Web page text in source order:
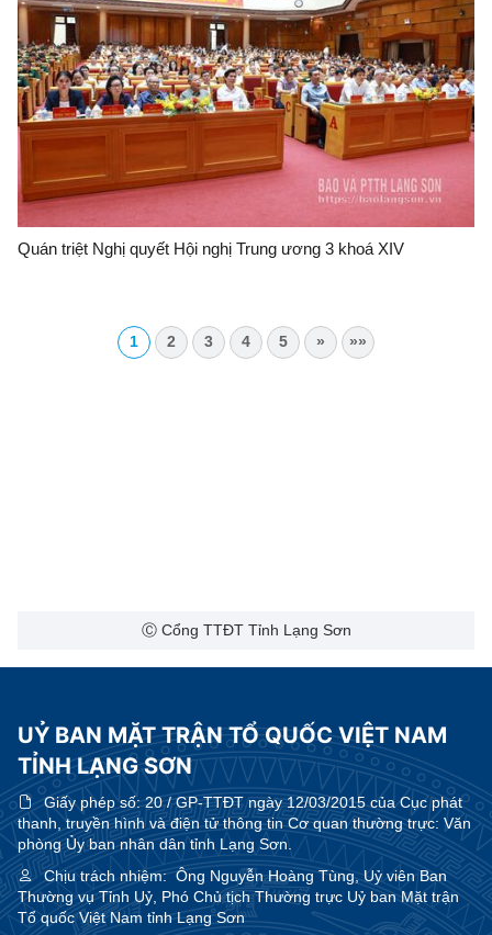
Quán triệt Nghị quyết Hội nghị Trung ương 3 khoá XIV
1 2 3 4 5 » »»
Ⓒ Cổng TTĐT Tỉnh Lạng Sơn
UỶ BAN MẶT TRẬN TỔ QUỐC VIỆT NAM
TỈNH LẠNG SƠN
Giấy phép số:20 / GP-TTĐT ngày 12/03/2015 của Cục phát
thanh, truyền hình và điện tử thông tin Cơ quan thường trực: Văn
phòng Ủy ban nhân dân tỉnh Lạng Sơn.
Chịu trách nhiệm:Ông Nguyễn Hoàng Tùng, Uỷ viên Ban
Thường vụ Tỉnh Uỷ, Phó Chủ tịch Thường trực Uỷ ban Mặt trận
Tổ quốc Việt Nam tỉnh Lạng Sơn